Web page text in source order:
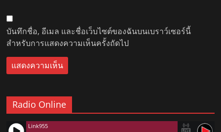
บันทึกชื่อ, อีเมล และชื่อเว็บไซต์ของฉันบนเบราว์เซอร์นี้
สำหรับการแสดงความเห็นครั้งถัดไป
Radio Online
Link955